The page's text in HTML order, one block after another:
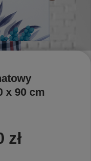
x 90 cm
zł